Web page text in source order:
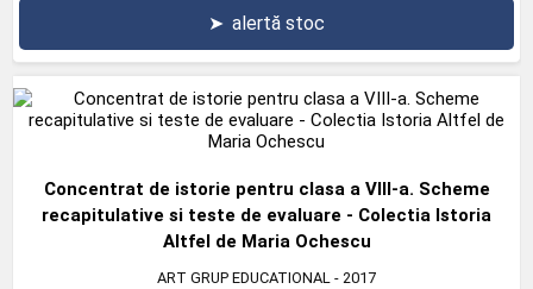
➤ alertă stoc
Concentrat de istorie pentru clasa a VIII-a. Scheme
recapitulative si teste de evaluare - Colectia Istoria
Altfel de Maria Ochescu
ART GRUP EDUCATIONAL - 2017